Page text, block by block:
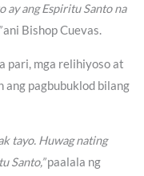
ay ang Espiritu Santo na
ani Bishop Cuevas.
pari, mga relihiyoso at
ang pagbubuklod bilang
tayo. Huwag nating
Santo,”paalala ng